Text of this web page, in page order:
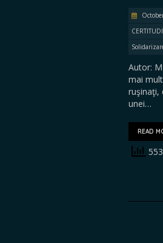
Autor:
mai
ruşinaţi,
unei…
READ